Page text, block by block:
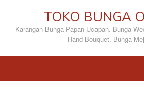
konten
TOKO BUNGA
Karangan Bunga Papan Ucapan. Bunga
Hand Bouquet. Bunga